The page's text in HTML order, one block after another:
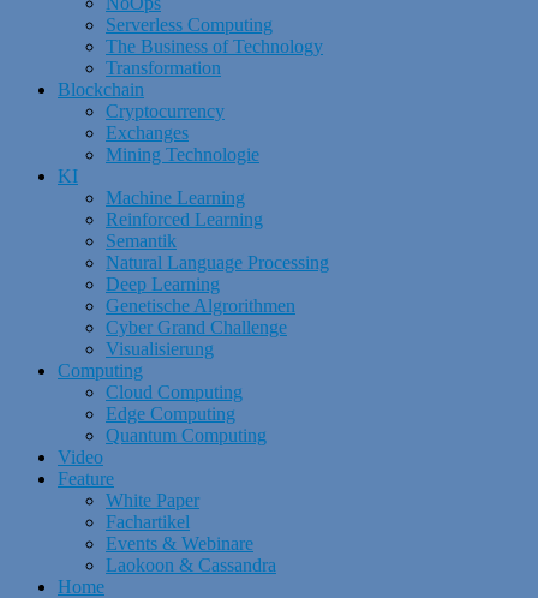
Serverless Computing
The Business of Technology
Transformation
Blockchain
Cryptocurrency
Exchanges
Mining Technologie
KI
Machine Learning
Reinforced Learning
Semantik
Natural Language Processing
Deep Learning
Genetische Algrorithmen
Cyber Grand Challenge
Visualisierung
Computing
Cloud Computing
Edge Computing
Quantum Computing
Video
Feature
White Paper
Fachartikel
Events & Webinare
Laokoon & Cassandra
Home